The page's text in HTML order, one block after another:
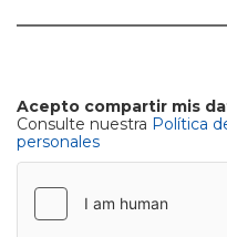
Acepto compartir mis
Consulte nuestra Política
personales